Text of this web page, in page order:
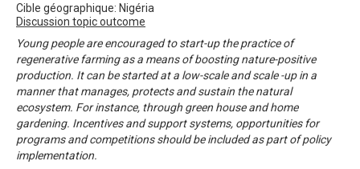
Cible géographique: Nigéria
Discussion topic outcome
Young people are encouraged to start-up the practice of
regenerative farming as a means of boosting nature-positive
production. It can be started at a low-scale and scale -up in a
manner that manages, protects and sustain the natural
ecosystem. For instance, through green house and home
gardening. Incentives and support systems, opportunities for
programs and competitions should be included as part of policy
implementation.